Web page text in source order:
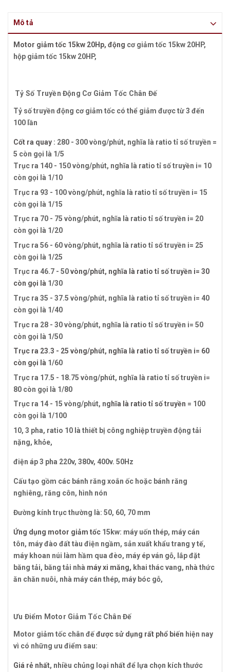
Mô tả
Motor giảm tốc 15kw 20Hp, động cơ giảm tốc 15kw 20HP,
hộp giảm tốc 15kw 20HP,
Tỷ Số Truyền Động Cơ Giảm Tốc Chân Đế
Tỷ số truyền động cơ giảm tốc có thể giảm được từ 3 đến
100 lần
Cốt ra quay : 280 - 300 vòng/phút, nghĩa là ratio tỉ số truyền =
5 còn gọi là 1/5
Trục ra 140 - 150 vòng/phút, nghĩa là ratio tỉ số truyền i= 10
còn gọi là 1/10
Trục ra 93 - 100 vòng/phút, nghĩa là ratio tỉ số truyền i= 15
còn gọi là 1/15
Trục ra 70 - 75 vòng/phút, nghĩa là ratio tỉ số truyền i= 20
còn gọi là 1/20
Trục ra 56 - 60 vòng/phút, nghĩa là ratio tỉ số truyền i= 25
còn gọi là 1/25
Trục ra 46.7 - 50vòng/phút, nghĩa là ratio tỉ số truyền i= 30
còn gọi là 1/30
Trục ra 35 - 37.5 vòng/phút, nghĩa là ratio tỉ số truyền i= 40
còn gọi là 1/40
Trục ra 28 - 30 vòng/phút, nghĩa là ratio tỉ số truyền i= 50
còn gọi là 1/50
Trục ra 23.3 - 25 vòng/phút, nghĩa là ratio tỉ số truyền i= 60
còn gọi là 1/60
Trục ra 17.5 - 18.75 vòng/phút, nghĩa là ratio tỉ số truyền i=
80 còn gọi là 1/80
Trục ra 14 - 15 vòng/phút, nghĩa là ratio tỉ số truyền = 100
còn gọi là 1/100
10, 3 pha, ratio 10 là thiết bị công nghiệp truyền động tải
nặng, khỏe,
điện áp 3 pha 220v, 380v, 400v. 50Hz
Cấu tạo gồm các bánh răng xoắn ốc hoặc bánh răng
nghiêng, răng côn, hình nón
Đường kính trục thường là: 50, 60, 70 mm
Ứng dụng motor giảm tốc 15kw: máy uốn thép, máy cán
tôn, máy đào đất tàu điện ngầm, sản xuất khẩu trang y tế,
máy khoan núi làm hầm qua đèo, máy ép ván gỗ, lắp đặt
băng tải, băng tải nhà máy xi măng, khai thác vang, nhà thức
ăn chăn nuôi, nhà máy cán thép, máy bóc gỗ,
Ưu Điểm Motor Giảm Tốc Chân Đế
Motor giảm tốc chân đếđược sử dụng rất phổ biến hiện nay
vì có những ưu điểm sau:
Giá rẻ nhất, nhiều chủng loại nhất để lựa chọn kích thước